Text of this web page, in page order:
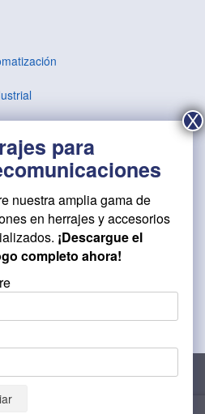
nuestra amplia gama de
en herrajes y accesorios
¡Descargue el
completo ahora!
que te damos la mejor
Si continúas usando este sitio,
de acuerdo con ello.